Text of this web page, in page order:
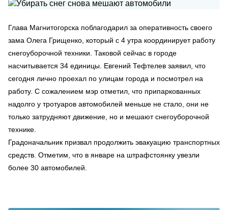
Глава Магнитогорска поблагодарил за оперативность своего
зама Олега Грищенко, который с 4 утра координирует работу
снегоуборочной техники. Таковой сейчас в городе
насчитывается 34 единицы. Евгений Тефтелев заявил, что
сегодня лично проехал по улицам города и посмотрел на
работу. С сожалением мэр отметил, что припаркованных
надолго у тротуаров автомобилей меньше не стало, они не
только затрудняют движение, но и мешают снегоуборочной
технике.
Градоначальник призвал продолжить эвакуацию транспортных
средств. Отметим, что в январе на штрафстоянку увезли
более 30 автомобилей.